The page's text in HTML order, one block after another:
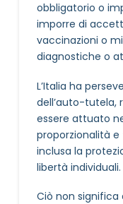
obbligatorio o
imporre di
vaccinazioni o
diagnostiche o
L’Italia ha
dell’auto-tutela,
essere attuato
proporzionalità
inclusa la
libertà individuali.
Ciò non significa